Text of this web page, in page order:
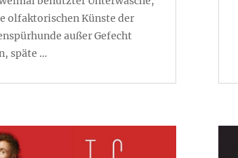
olfaktorischen Künste der
außer Gefecht
späte …